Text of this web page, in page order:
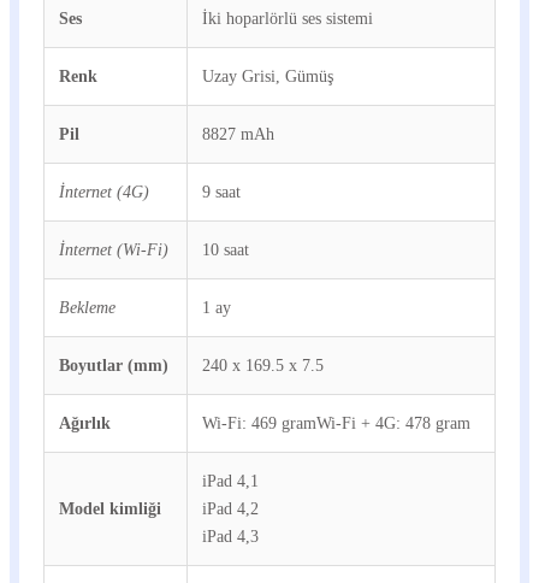
Ses İki hoparlörlü ses sistemi
Renk Uzay Grisi, Gümüş
Pil 8827 mAh
İnternet (4G) 9 saat
İnternet (Wi-Fi) 10 saat
Bekleme 1 ay
Boyutlar (mm) 240 x 169.5 x 7.5
Ağırlık Wi-Fi: 469 gramWi-Fi + 4G: 478 gram
Model kimliği
iPad 4,1
iPad 4,2
iPad 4,3